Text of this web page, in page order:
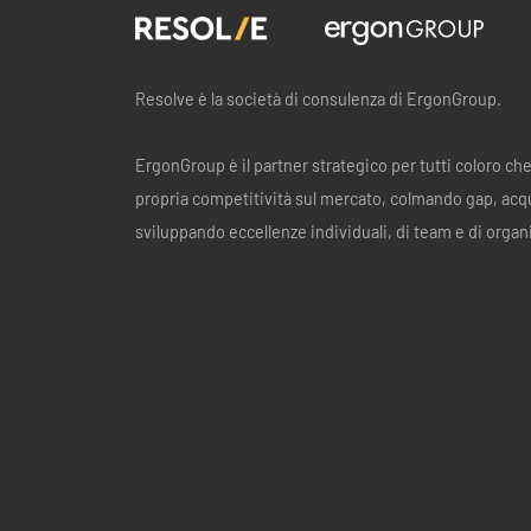
Resolve è la società di consulenza di ErgonGroup.
ErgonGroup è il partner strategico per tutti coloro
propria competitività sul mercato, colmando gap,
sviluppando eccellenze individuali, di team e di